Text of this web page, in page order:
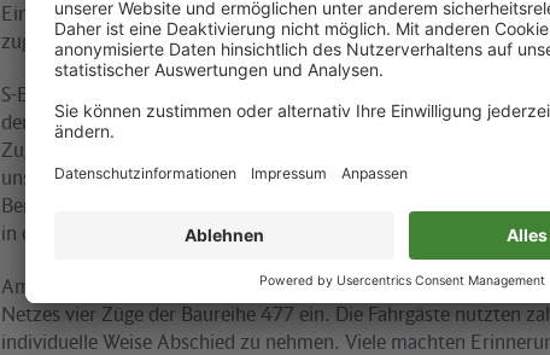
Einnahmen aus der Veranstaltung kommen komplett dem Erhalt
zugute.
S-Bahn-Geschäftsführer Günter Ruppert kam direkt aus dem
der S-Bahn-Fahrzeugflotte auf die Bühne - einem erst vor
Zug. Ruppert freute sich über das große Interesse der Berliner an
unseren Fahrzeugen in der Zukunft angekommen! Nun gilt es,
Bereich der Infrastruktur weiter voranzutreiben.“ Bis zur
in der Grunderneuerung der S-Bahn ein weiteres Etappenziel
Am Sonntagvormittag setzte die S-Bahn Berlin GmbH noch
Netzes vier Züge der Baureihe 477 ein. Die Fahrgäste nutzten
individuelle Weise Abschied zu nehmen. Viele machten